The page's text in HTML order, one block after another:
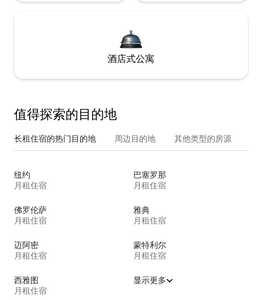
酒店式公寓
值得探索的目的地
长租住宿的热门目的地 周边目的地 其他类型的房源
纽约
月租住宿
巴塞罗那
月租住宿
佛罗伦萨
月租住宿
雅典
月租住宿
迈阿密
月租住宿
蒙特利尔
月租住宿
西雅图
月租住宿
显示更多